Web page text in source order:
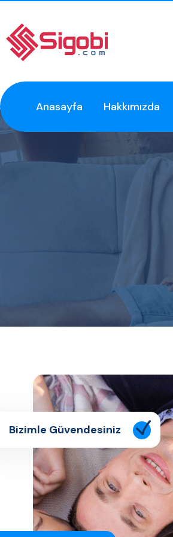
Anasayfa Hakkımızda
Bizimle Güvendesiniz